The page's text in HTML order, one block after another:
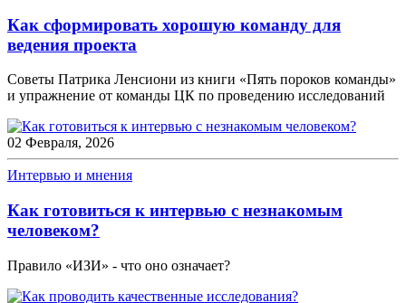
Как сформировать хорошую команду для
ведения проекта
Cоветы Патрика Ленсиони из книги «Пять пороков команды»
и упражнение от команды ЦК по проведению исследований
02 Февраля, 2026
Интервью и мнения
Как готовиться к интервью с незнакомым
человеком?
Правило «ИЗИ» - что оно означает?